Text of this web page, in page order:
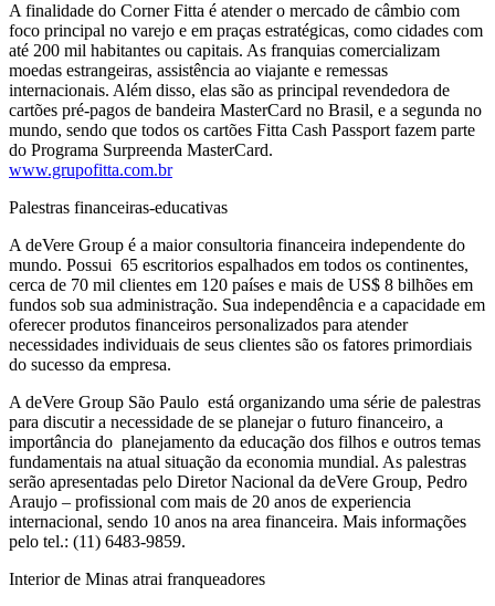
A finalidade do Corner Fitta é atender o mercado de câmbio com
foco principal no varejo e em praças estratégicas, como cidades com
até 200 mil habitantes ou capitais. As franquias comercializam
moedas estrangeiras, assistência ao viajante e remessas
internacionais. Além disso, elas são as principal revendedora de
cartões pré-pagos de bandeira MasterCard no Brasil, e a segunda no
mundo, sendo que todos os cartões Fitta Cash Passport fazem parte
do Programa Surpreenda MasterCard.
www.grupofitta.com.br
Palestras financeiras-educativas
A deVere Group é a maior consultoria financeira independente do
mundo. Possui 65 escritorios espalhados em todos os continentes,
cerca de 70 mil clientes em 120 países e mais de US$ 8 bilhões em
fundos sob sua administração. Sua independência e a capacidade em
oferecer produtos financeiros personalizados para atender
necessidades individuais de seus clientes são os fatores primordiais
do sucesso da empresa.
A deVere Group São Paulo está organizando uma série de palestras
para discutir a necessidade de se planejar o futuro financeiro, a
importância do planejamento da educação dos filhos e outros temas
fundamentais na atual situação da economia mundial. As palestras
serão apresentadas pelo Diretor Nacional da deVere Group, Pedro
Araujo – profissional com mais de 20 anos de experiencia
internacional, sendo 10 anos na area financeira. Mais informações
pelo tel.: (11) 6483-9859.
Interior de Minas atrai franqueadores